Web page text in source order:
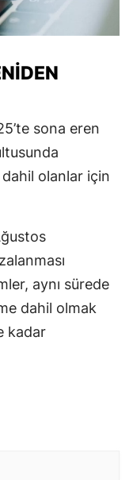
sona eren
olanlar için
aynı sürede
dahil olmak
kadar